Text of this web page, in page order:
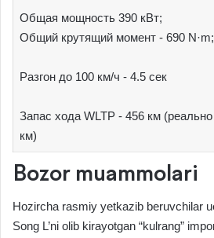
Общая мощность 390 кВт;
Общий крутящий момент - 690 N·m;
Разгон до 100 км/ч - 4.5 сек
Запас хода WLTP - 456 км
км)
Bozor muammolari
Hozircha rasmiy yetkazib beruvchilar
Song L’ni olib kirayotgan “kulrang”